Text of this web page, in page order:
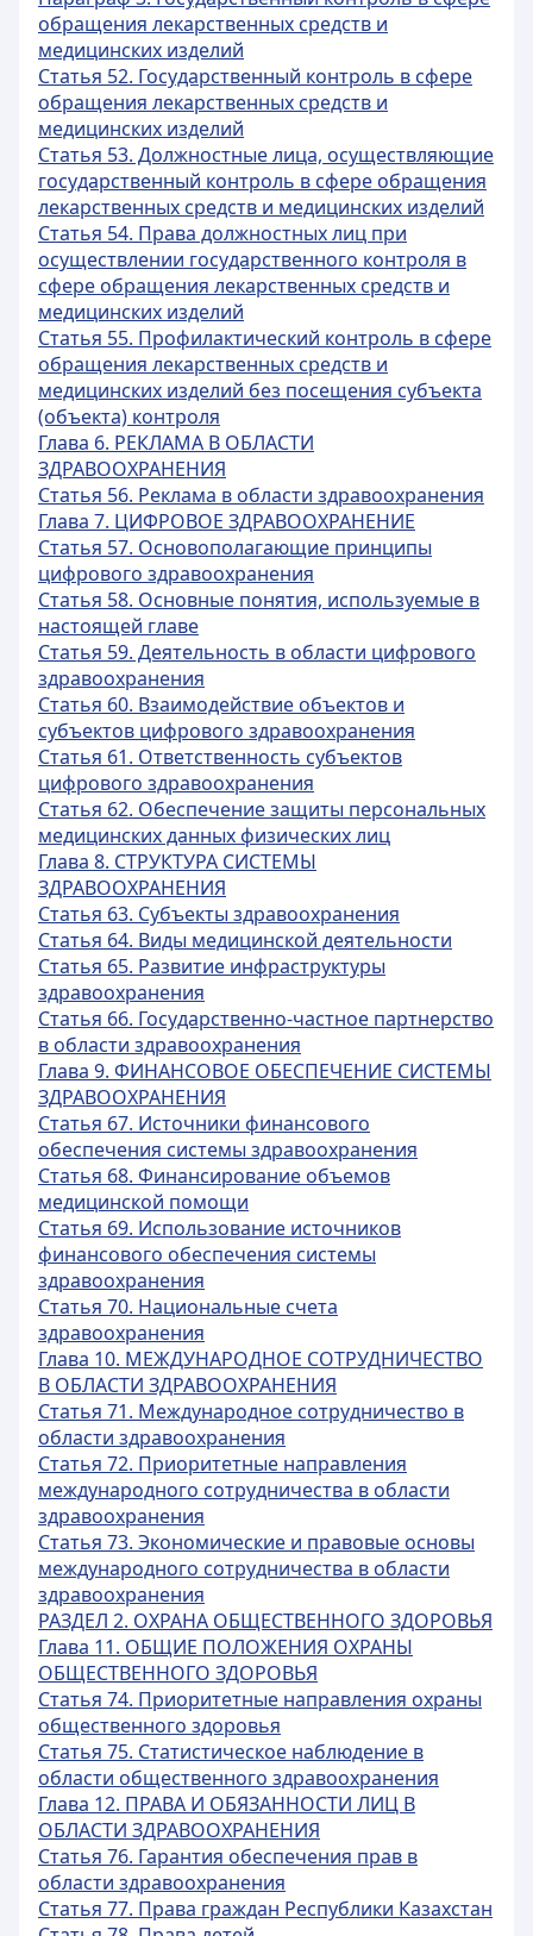
обращения лекарственных средств и
медицинских изделий
Статья 52. Государственный контроль в сфере
обращения лекарственных средств и
медицинских изделий
Статья 53. Должностные лица, осуществляющие
государственный контроль в сфере обращения
лекарственных средств и медицинских изделий
Статья 54. Права должностных лиц при
осуществлении государственного контроля в
сфере обращения лекарственных средств и
медицинских изделий
Статья 55. Профилактический контроль в сфере
обращения лекарственных средств и
медицинских изделий без посещения субъекта
(объекта) контроля
Глава 6. РЕКЛАМА В ОБЛАСТИ
ЗДРАВООХРАНЕНИЯ
Статья 56. Реклама в области здравоохранения
Глава 7. ЦИФРОВОЕ ЗДРАВООХРАНЕНИЕ
Статья 57. Основополагающие принципы
цифрового здравоохранения
Статья 58. Основные понятия, используемые в
настоящей главе
Статья 59. Деятельность в области цифрового
здравоохранения
Статья 60. Взаимодействие объектов и
субъектов цифрового здравоохранения
Статья 61. Ответственность субъектов
цифрового здравоохранения
Статья 62. Обеспечение защиты персональных
медицинских данных физических лиц
Глава 8. СТРУКТУРА СИСТЕМЫ
ЗДРАВООХРАНЕНИЯ
Статья 63. Субъекты здравоохранения
Статья 64. Виды медицинской деятельности
Статья 65. Развитие инфраструктуры
здравоохранения
Статья 66. Государственно-частное партнерство
в области здравоохранения
Глава 9. ФИНАНСОВОЕ ОБЕСПЕЧЕНИЕ СИСТЕМЫ
ЗДРАВООХРАНЕНИЯ
Статья 67. Источники финансового
обеспечения системы здравоохранения
Статья 68. Финансирование объемов
медицинской помощи
Статья 69. Использование источников
финансового обеспечения системы
здравоохранения
Статья 70. Национальные счета
здравоохранения
Глава 10. МЕЖДУНАРОДНОЕ СОТРУДНИЧЕСТВО
В ОБЛАСТИ ЗДРАВООХРАНЕНИЯ
Статья 71. Международное сотрудничество в
области здравоохранения
Статья 72. Приоритетные направления
международного сотрудничества в области
здравоохранения
Статья 73. Экономические и правовые основы
международного сотрудничества в области
здравоохранения
РАЗДЕЛ 2. ОХРАНА ОБЩЕСТВЕННОГО ЗДОРОВЬЯ
Глава 11. ОБЩИЕ ПОЛОЖЕНИЯ ОХРАНЫ
ОБЩЕСТВЕННОГО ЗДОРОВЬЯ
Статья 74. Приоритетные направления охраны
общественного здоровья
Статья 75. Статистическое наблюдение в
области общественного здравоохранения
Глава 12. ПРАВА И ОБЯЗАННОСТИ ЛИЦ В
ОБЛАСТИ ЗДРАВООХРАНЕНИЯ
Статья 76. Гарантия обеспечения прав в
области здравоохранения
Статья 77. Права граждан Республики Казахстан